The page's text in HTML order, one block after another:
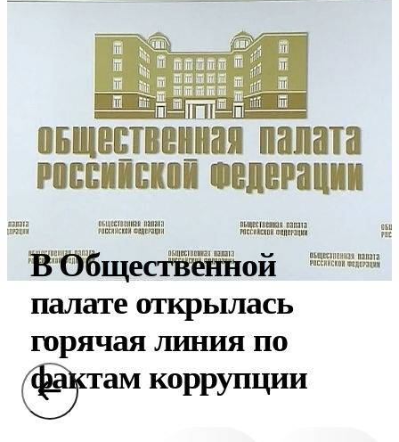
В Общественной
палате открылась
горячая линия по
фактам коррупции